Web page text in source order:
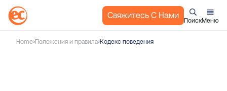
Свяжитесь С Нами
ПоискМеню
Home Положения и правила Кодекс поведения